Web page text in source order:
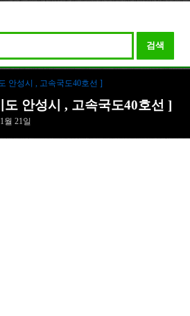
검색
안성시 , 고속국도40호선 ]
안성시 , 고속국도40호선 ]
월 21일